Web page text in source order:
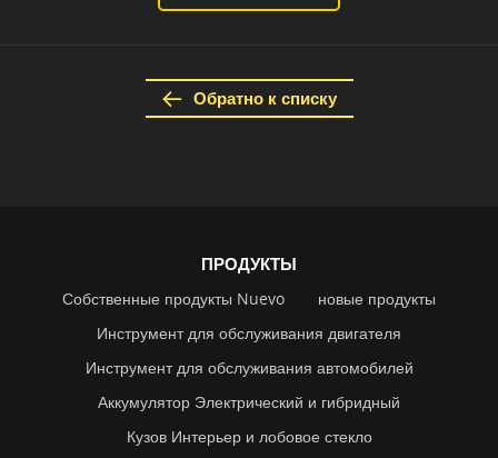
Обратно к списку
ПРОДУКТЫ
Собственные продукты Nuevo
новые продукты
Инструмент для обслуживания двигателя
Инструмент для обслуживания автомобилей
Аккумулятор Электрический и гибридный
Кузов Интерьер и лобовое стекло